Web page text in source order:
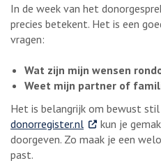
In de week van het
precies betekent. Het is een
vragen:
Wat zijn mijn wensen
Weet mijn partner of
Het is belangrijk om bewust
donorregister.nl. Externe link
kun je
doorgeven. Zo maak je een
past.